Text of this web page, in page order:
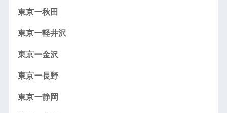
東京ー秋田
東京ー軽井沢
東京ー金沢
東京ー長野
東京ー静岡